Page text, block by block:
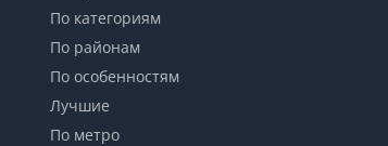
По категориям
По районам
По особенностям
Лучшие
По метро